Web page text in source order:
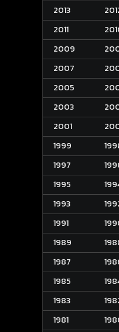
2013
2011
2009
2007
2005
2003
2001
1999
1997
1995
1993
1991
1989
1987
1985
1983
1981